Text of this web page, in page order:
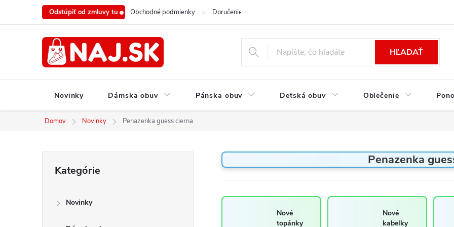
Odstúpiť od zmluvy tu Obchodné podmienky Doručenie a platba
HĽADAŤ
Novinky Dámska obuv Pánska obuv Detská obuv Oblečenie
Domov Novinky Penazenka guess cierna
kategórie
Kategórie
Novinky
Penazenka
Nové
topánky
Nové
kabelky